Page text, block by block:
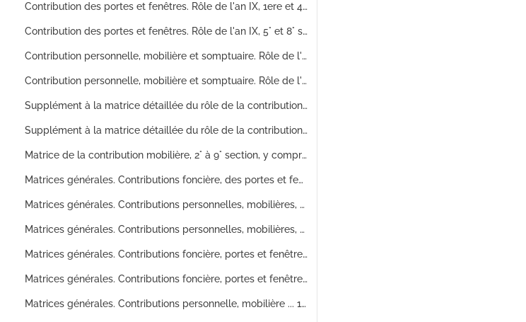
Contribution des portes et fenêtres. Rôle de l'an IX, 1ere et 4 section
Contribution des portes et fenêtres. Rôle de l'an IX, 5° et 8° section
Contribution personnelle, mobilière et somptuaire. Rôle de l'an X, 1ere à 4° section
Contribution personnelle, mobilière et somptuaire. Rôle de l'an X, 5° à 8° section
Supplément à la matrice détaillée du rôle de la contribution foncière de la ville de Besançon, établie en l'an XII (fructidor) Vol.1 : A à H
Supplément à la matrice détaillée du rôle de la contribution foncière de la ville de Besançon, établie en l'an XII (fructidor) Vol.2 : J à V
Matrice de la contribution mobilière, 2° à 9° section, y compris la Vèze (Manque1ere section)
Matrices générales. Contributions foncière, des portes et fenêtres
Matrices générales. Contributions personnelles, mobilières, patentes
Matrices générales. Contributions personnelles, mobilières, patentes
Matrices générales. Contributions foncière, portes et fenêtres, 1ere division
Matrices générales. Contributions foncière, portes et fenêtres, 2° division
Matrices générales. Contributions personnelle, mobilière ... 1° division (ville)